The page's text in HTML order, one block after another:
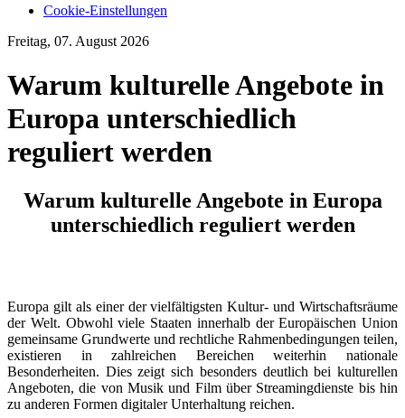
Cookie-Einstellungen
Freitag, 07. August 2026
Warum kulturelle Angebote in
Europa unterschiedlich
reguliert werden
Warum kulturelle Angebote in Europa
unterschiedlich reguliert werden
Europa gilt als einer der vielfältigsten Kultur- und Wirtschaftsräume
der Welt. Obwohl viele Staaten innerhalb der Europäischen Union
gemeinsame Grundwerte und rechtliche Rahmenbedingungen teilen,
existieren in zahlreichen Bereichen weiterhin nationale
Besonderheiten. Dies zeigt sich besonders deutlich bei kulturellen
Angeboten, die von Musik und Film über Streamingdienste bis hin
zu anderen Formen digitaler Unterhaltung reichen.